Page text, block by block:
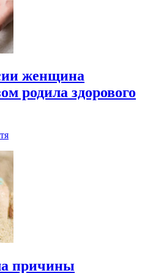
женщина
родила здорового
причины